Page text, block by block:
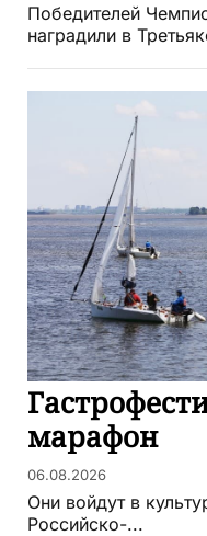
Победителей
наградили в
марафон
06.08.2026
Они войдут в
Российско-...